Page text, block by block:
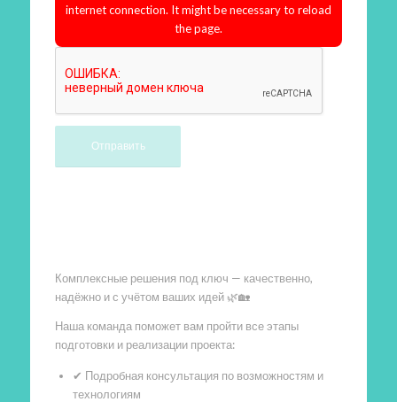
internet connection. It might be necessary to reload
the page.
Комплексные решения под ключ — качественно,
надёжно и с учётом ваших идей 🌿🏡
Наша команда поможет вам пройти все этапы
подготовки и реализации проекта:
✔ Подробная консультация по возможностям и
технологиям